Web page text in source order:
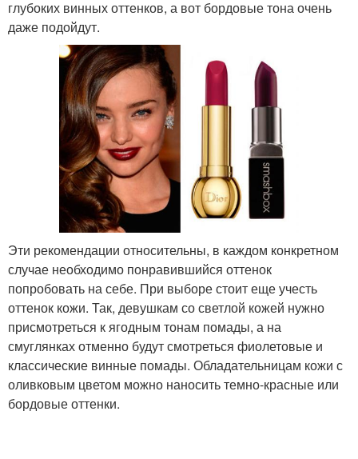
глубоких винных оттенков, а вот бордовые тона очень
даже подойдут.
Эти рекомендации относительны, в каждом конкретном
случае необходимо понравившийся оттенок
попробовать на себе. При выборе стоит еще учесть
оттенок кожи. Так, девушкам со светлой кожей нужно
присмотреться к ягодным тонам помады, а на
смуглянках отменно будут смотреться фиолетовые и
классические винные помады. Обладательницам кожи с
оливковым цветом можно наносить темно-красные или
бордовые оттенки.